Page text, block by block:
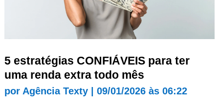
5 estratégias CONFIÁVEIS para ter
uma renda extra todo mês
por Agência Texty| 09/01/2026 às 06:22